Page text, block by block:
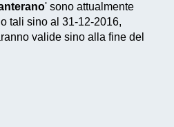
' sono attualmente
tali sino al 31-12-2016,
valide sino alla fine del